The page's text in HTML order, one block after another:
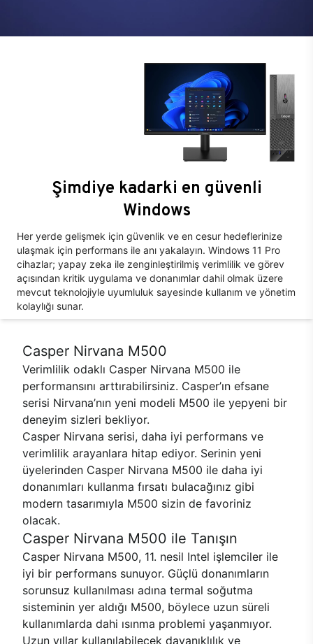
Şimdiye kadarki en güvenli
Windows
Her yerde gelişmek için güvenlik ve en cesur hedeflerinize
ulaşmak için performans ile anı yakalayın. Windows 11 Pro
cihazlar; yapay zeka ile zenginleştirilmiş verimlilik ve görev
açısından kritik uygulama ve donanımlar dahil olmak üzere
mevcut teknolojiyle uyumluluk sayesinde kullanım ve yönetim
kolaylığı sunar.
Casper Nirvana M500
Verimlilik odaklı Casper Nirvana M500 ile
performansını arttırabilirsiniz. Casper’ın efsane
serisi Nirvana’nın yeni modeli M500 ile yepyeni bir
deneyim sizleri bekliyor.
Casper Nirvana serisi, daha iyi performans ve
verimlilik arayanlara hitap ediyor. Serinin yeni
üyelerinden Casper Nirvana M500 ile daha iyi
donanımları kullanma fırsatı bulacağınız gibi
modern tasarımıyla M500 sizin de favoriniz
olacak.
Casper Nirvana M500 ile Tanışın
Casper Nirvana M500, 11. nesil Intel işlemciler ile
iyi bir performans sunuyor. Güçlü donanımların
sorunsuz kullanılması adına termal soğutma
sisteminin yer aldığı M500, böylece uzun süreli
kullanımlarda dahi ısınma problemi yaşanmıyor.
Uzun yıllar kullanılabilecek dayanıklılık ve